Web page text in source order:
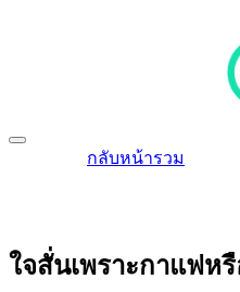
กลับหน้ารวม
ใจสั่นเพราะกาแฟห